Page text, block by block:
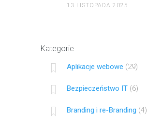
13 LISTOPADA 2025
Kategorie
Aplikacje webowe (29)
Bezpieczeństwo IT (6)
Branding i re-Branding (4)